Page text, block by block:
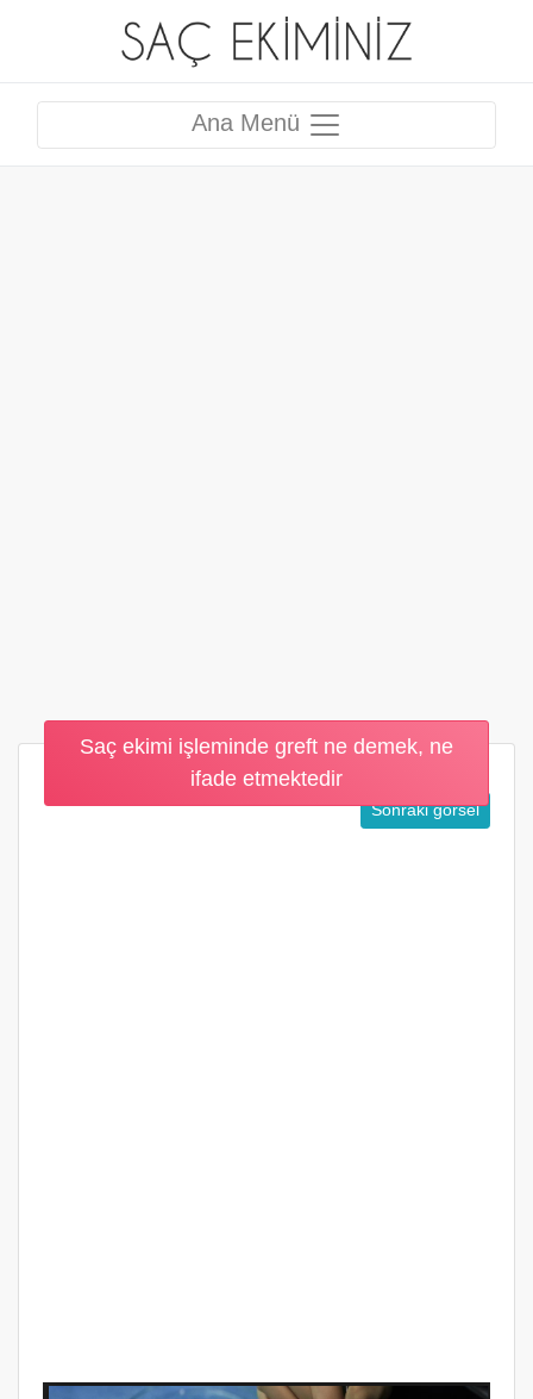
Ana Menü
Saç ekimi işleminde greft ne demek, ne
ifade etmektedir
Sonraki görsel